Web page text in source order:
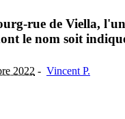
rue de Viella,
le nom soit
2022 - Vincent P.